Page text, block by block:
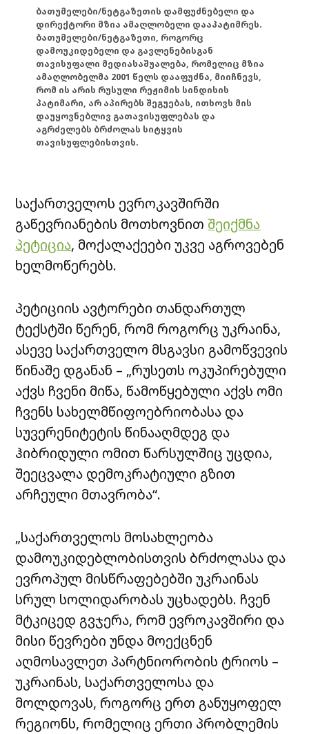
ბათუმელები/ნეტგაზეთის დამფუძნებელი და
დირექტორი მზია ამაღლობელი დააპატიმრეს.
ბათუმელები/ნეტგაზეთი, როგორც
დამოუკიდებელი და გავლენებისგან
თავისუფალი მედიასაშუალება, რომელიც მზია
ამაღლობელმა 2001 წელს დააფუძნა, მიიჩნევს,
რომ ის არის რუსული რეჟიმის სინდისის
პატიმარი, არ აპირებს შეგუებას, ითხოვს მის
დაუყოვნებლივ გათავისუფლებას და
აგრძელებს ბრძოლას სიტყვის
თავისუფლებისთვის.
საქართველოს ევროკავშირში
გაწევრიანების მოთხოვნითშეიქმნა
პეტიცია, მოქალაქეები უკვე აგროვებენ
ხელმოწერებს.
პეტიციის ავტორები თანდართულ
ტექსტში წერენ, რომ როგორც უკრაინა,
ასევე საქართველო მსგავსი გამოწვევის
წინაშე დგანან – „რუსეთს ოკუპირებული
აქვს ჩვენი მიწა, წამოწყებული აქვს ომი
ჩვენს სახელმწიფოებრიობასა და
სუვერენიტეტის წინააღმდეგ და
ჰიბრიდული ომით წარსულშიც უცდია,
შეეცვალა დემოკრატიული გზით
არჩეული მთავრობა“.
„საქართველოს მოსახლეობა
დამოუკიდებლობისთვის ბრძოლასა და
ევროპულ მისწრაფებებში უკრაინას
სრულ სოლიდარობას უცხადებს. ჩვენ
მტკიცედ გვჯერა, რომ ევროკავშირი და
მისი წევრები უნდა მოექცნენ
აღმოსავლეთ პარტნიორობის ტრიოს –
უკრაინას, საქართველოსა და
მოლდოვას, როგორც ერთ განუყოფელ
რეგიონს, რომელიც ერთი პრობლემის